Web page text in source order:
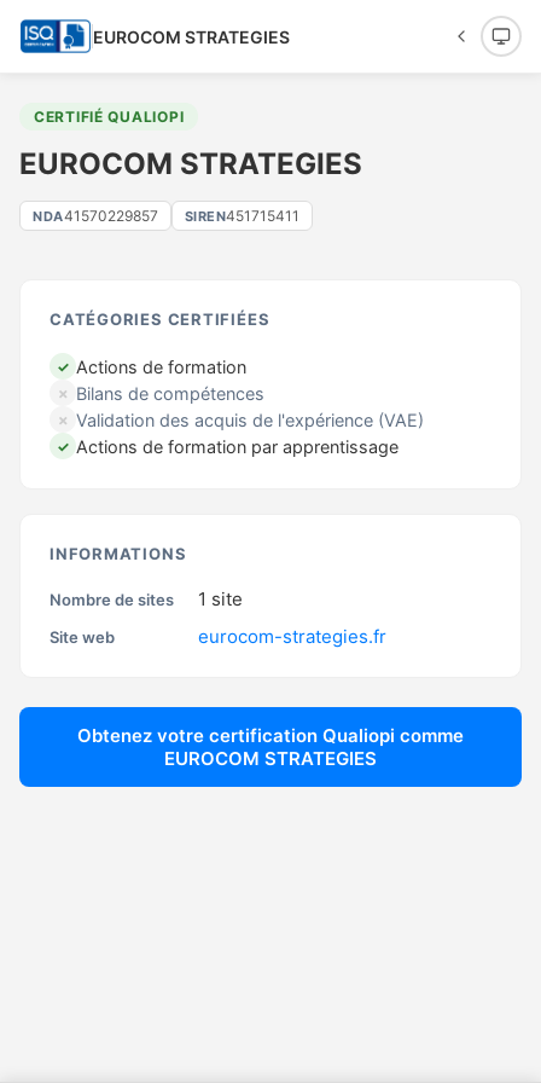
EUROCOM STRATEGIES
CERTIFIÉ QUALIOPI
EUROCOM STRATEGIES
NDA41570229857 SIREN451715411
CATÉGORIES CERTIFIÉES
✓ Actions de formation
✗ Bilans de compétences
✗ Validation des acquis de l'expérience (VAE)
✓ Actions de formation par apprentissage
INFORMATIONS
Nombre de sites 1 site
Site web eurocom-strategies.fr
Obtenez votre certification Qualiopi comme
EUROCOM STRATEGIES